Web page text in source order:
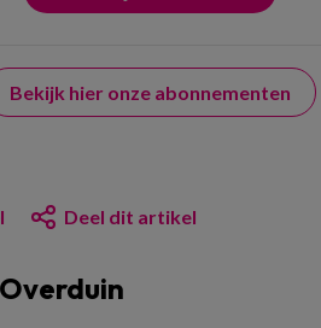
Bekijk hier onze abonnementen
Deel dit artikel